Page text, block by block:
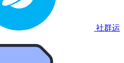
社群运